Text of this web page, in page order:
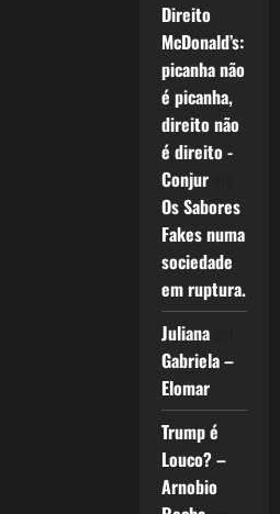
Direito
McDonald’s:
picanha não
é picanha,
direito não
é direito -
Conjurem
Os Sabores
Fakes numa
sociedade
em ruptura.
Julianaem
Gabriela –
Elomar
Trump é
Louco? –
Arnobio